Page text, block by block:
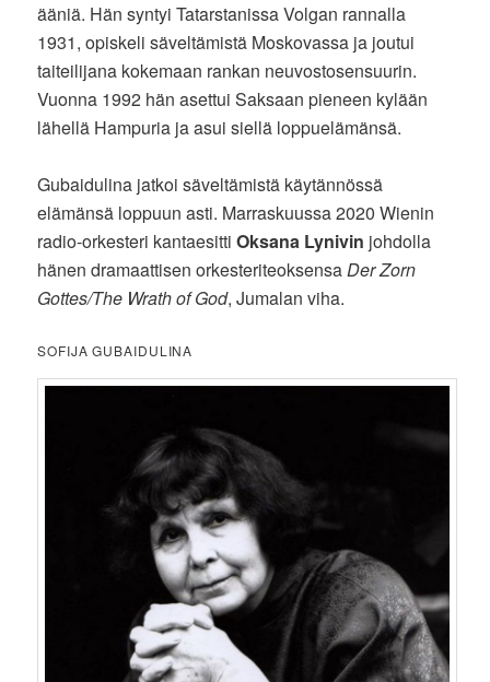
ääniä. Hän syntyi Tatarstanissa Volgan rannalla
1931, opiskeli säveltämistä Moskovassa ja joutui
taiteilijana kokemaan rankan neuvostosensuurin.
Vuonna 1992 hän asettui Saksaan pieneen kylään
lähellä Hampuria ja asui siellä loppuelämänsä.
Gubaidulina jatkoi säveltämistä käytännössä
elämänsä loppuun asti. Marraskuussa 2020 Wienin
radio-orkesteri kantaesittiOksana Lynivin johdolla
hänen dramaattisen orkesteriteoksensaDer Zorn
Gottes/The Wrath of God, Jumalan viha.
SOFIJA GUBAIDULINA